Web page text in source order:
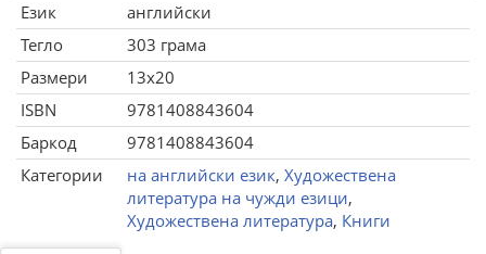
Език
английски
Тегло
303 грама
Размери
13x20
ISBN
9781408843604
Баркод
9781408843604
Категории
на английски език, Художествена
литература на чужди езици,
Художествена литература, Книги